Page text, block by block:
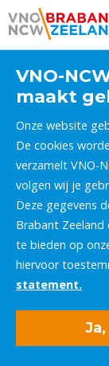
VNO-
maakt
Onze website
De cookies
verzamelt VNO-
volgen wij je
Deze gegevens
Brabant
te bieden op
hiervoor
statement.